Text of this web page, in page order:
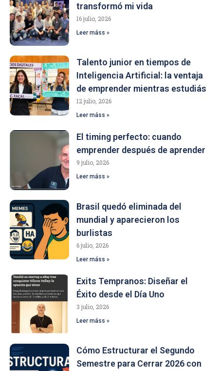
transformó mi vida
16 julio, 2026
Leer máss »
Talento junior en tiempos de
Inteligencia Artificial: la ventaja
de emprender mientras estudiás
12 julio, 2026
Leer máss »
El timing perfecto: cuando
emprender después de aprender
9 julio, 2026
Leer máss »
Brasil quedó eliminada del
mundial y aparecieron los
burlistas
6 julio, 2026
Leer máss »
Exits Tempranos: Diseñar el
Éxito desde el Día Uno
3 julio, 2026
Leer máss »
Cómo Estructurar el Segundo
Semestre para Cerrar 2026 con